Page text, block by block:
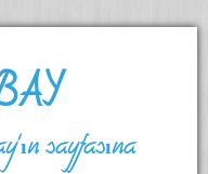
sayfasına